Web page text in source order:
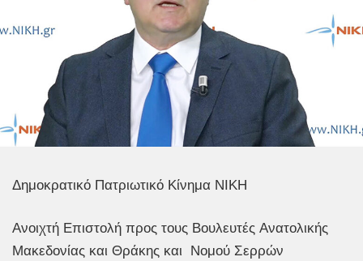
Δημοκρατικό Πατριωτικό Κίνημα ΝΙΚΗ
Ανοιχτή Επιστολή προς τους Βουλευτές Ανατολικής
Μακεδονίας και Θράκης και Νομού Σερρών